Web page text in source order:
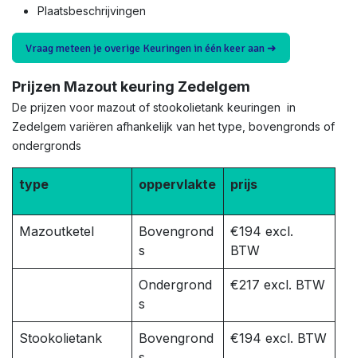
Plaatsbeschrijvingen
Vraag meteen je overige Keuringen in één keer aan ➜
Prijzen Mazout keuring Zedelgem
De prijzen voor mazout of stookolietank keuringen in
Zedelgem variëren afhankelijk van het type, bovengronds of
ondergronds
type oppervlakte prijs
Mazoutketel
Bovengrond
s
€194 excl.
BTW
Ondergrond
s
€217 excl. BTW
Stookolietank
Bovengrond
€194 excl. BTW